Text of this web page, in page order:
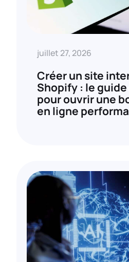
juillet 27, 2026
Créer un site
Shopify : le
pour ouvrir une
en ligne